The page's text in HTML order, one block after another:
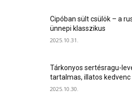
Cipóban sült csülök – a
ünnepi klasszikus
2025.10.31.
Tárkonyos sertésragu-
tartalmas, illatos kedvenc
2025.10.30.